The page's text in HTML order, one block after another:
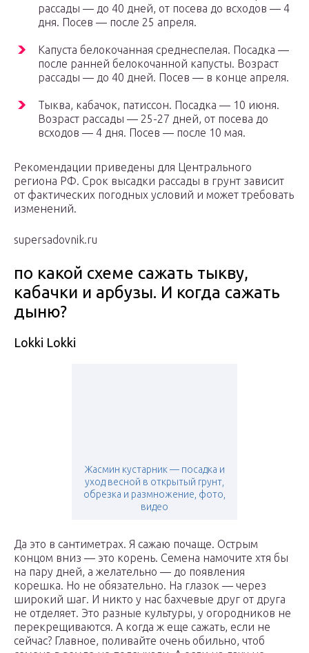
рассады — до 40 дней, от посева до всходов — 4
дня. Посев — после 25 апреля.
Капуста белокочанная среднеспелая. Посадка —
после ранней белокочанной капусты. Возраст
рассады — до 40 дней. Посев — в конце апреля.
Тыква, кабачок, патиссон. Посадка — 10 июня.
Возраст рассады — 25-27 дней, от посева до
всходов — 4 дня. Посев — после 10 мая.
Рекомендации приведены для Центрального
региона РФ. Срок высадки рассады в грунт зависит
от фактических погодных условий и может требовать
изменений.
supersadovnik.ru
по какой схеме сажать тыкву,
кабачки и арбузы. И когда сажать
дыню?
Lokki Lokki
Жасмин кустарник — посадка и
уход весной в открытый грунт,
обрезка и размножение, фото,
видео
Да это в сантиметрах. Я сажаю почаще. Острым
концом вниз — это корень. Семена намочите хтя бы
на пару дней, а желательно — до появления
корешка. Но не обязательно. На глазок — через
широкий шаг. И никто у нас бахчевые друг от друга
не отделяет. Это разные культуры, у огородников не
перекрещиваются. А когда ж еще сажать, если не
сейчас? Главное, поливайте очень обильно, чтоб